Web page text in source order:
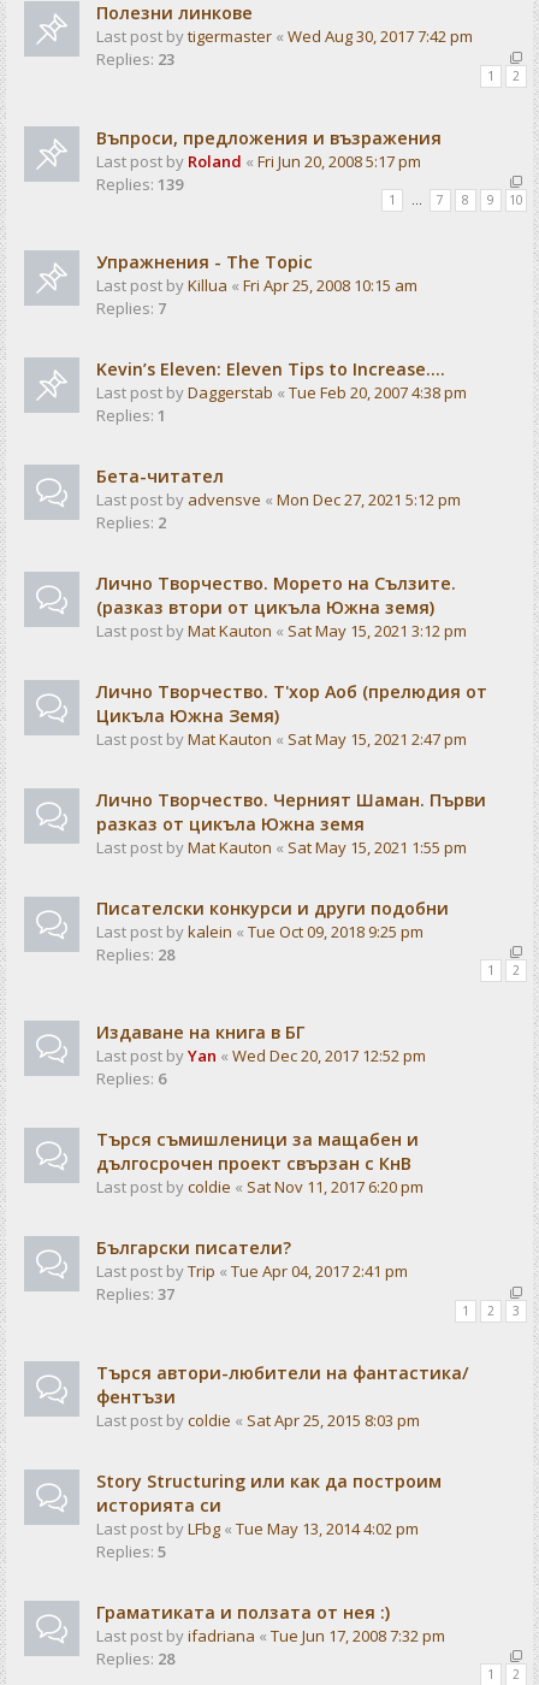
Полезни линкове
Last post bytigermaster « Wed Aug 30, 2017 7:42 pm
Replies: 23
1 2
Въпроси, предложения и възражения
Last post by Roland « Fri Jun 20, 2008 5:17 pm
Replies: 139
1 … 7 8 9 10
Упражнения - The Topic
Last post byKillua « Fri Apr 25, 2008 10:15 am
Replies: 7
Kevin’s Eleven: Eleven Tips to Increase....
Last post byDaggerstab « Tue Feb 20, 2007 4:38 pm
Replies: 1
Бета-читател
Last post by advensve « Mon Dec 27, 2021 5:12 pm
Replies: 2
Лично Творчество. Морето на Сълзите.
(разказ втори от цикъла Южна земя)
Last post byMat Kauton « Sat May 15, 2021 3:12 pm
Лично Творчество. Т'хор Аоб (прелюдия от
Цикъла Южна Земя)
Last post byMat Kauton « Sat May 15, 2021 2:47 pm
Лично Творчество. Черният Шаман. Първи
разказ от цикъла Южна земя
Last post byMat Kauton « Sat May 15, 2021 1:55 pm
Писателски конкурси и други подобни
Last post bykalein « Tue Oct 09, 2018 9:25 pm
Replies: 28
1 2
Издаване на книга в БГ
Last post byYan « Wed Dec 20, 2017 12:52 pm
Replies: 6
Търся съмишленици за мащабен и
дългосрочен проект свързан с КнВ
Last post bycoldie « Sat Nov 11, 2017 6:20 pm
Български писатели?
Last post byTrip « Tue Apr 04, 2017 2:41 pm
Replies: 37
1 2 3
Търся автори-любители на фантастика/
фентъзи
Last post bycoldie « Sat Apr 25, 2015 8:03 pm
Story Structuring или как да построим
историята си
Last post byLFbg « Tue May 13, 2014 4:02 pm
Replies: 5
Граматиката и ползата от нея :)
Last post byifadriana « Tue Jun 17, 2008 7:32 pm
Replies: 28
1 2